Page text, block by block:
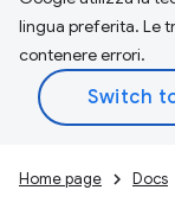
lingua preferita. Le
contenere errori.
Home page Docs